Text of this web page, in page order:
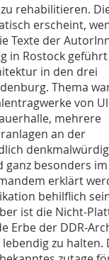
rehabilitieren.
erscheint,
Texte der
in Rostock
in den drei
Thema
von
mehrere
an der
besonders
erklärt
behilflich
ist die Nicht-
Erbe der DDR-
zu halten.